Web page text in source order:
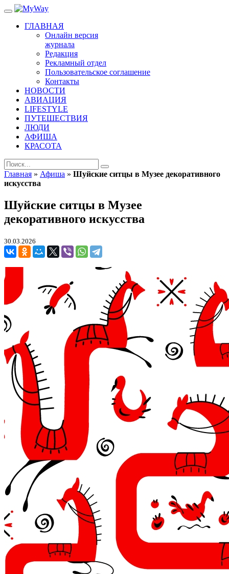
ГЛАВНАЯ
Онлайн версия
журнала
Редакция
Рекламный отдел
Пользовательское соглашение
Контакты
НОВОСТИ
АВИАЦИЯ
LIFESTYLE
ПУТЕШЕСТВИЯ
ЛЮДИ
АФИША
КРАСОТА
Главная » Афиша » Шуйские ситцы в Музее декоративного
искусства
Шуйские ситцы в Музее
декоративного искусства
30.03.2026